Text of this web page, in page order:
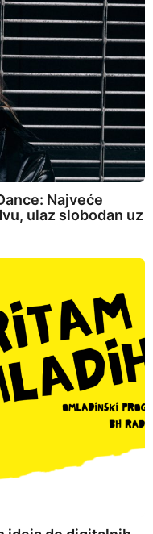
Najveće
ulaz slobodan uz